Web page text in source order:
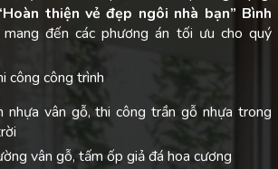
thiện vẻ đẹp ngôi nhà bạn” Bình
đến các phương án tối ưu cho quý
công công trình
nhựa vân gỗ, thi công trần gỗ nhựa trong
vân gỗ, tấm ốp giả đá hoa cương